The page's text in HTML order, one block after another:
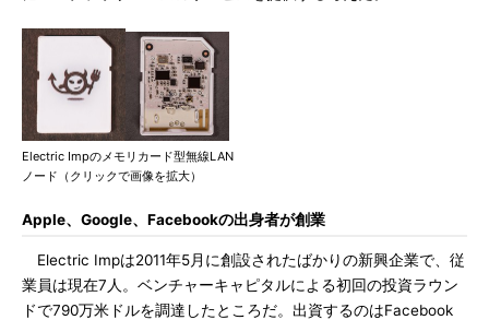
Electric Impのメモリカード型無線LAN
ノード（クリックで画像を拡大）
Apple、Google、Facebookの出身者が創業
Electric Impは2011年5月に創設されたばかりの新興企業で、従
業員は現在7人。ベンチャーキャピタルによる初回の投資ラウン
ドで790万米ドルを調達したところだ。出資するのはFacebook